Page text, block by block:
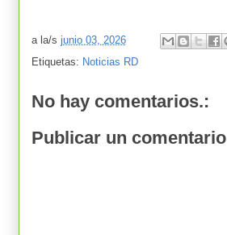
a la/s junio 03, 2026
Etiquetas: Noticias RD
No hay comentarios.:
Publicar un comentario